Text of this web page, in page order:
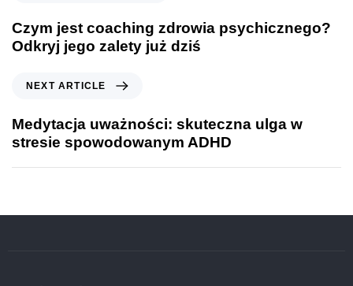
Czym jest coaching zdrowia psychicznego?
Odkryj jego zalety już dziś
NEXT ARTICLE
Medytacja uważności: skuteczna ulga w
stresie spowodowanym ADHD